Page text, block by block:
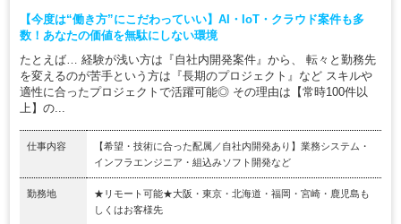
【今度は“働き方”にこだわっていい】AI・IoT・クラウド案件も多
数！あなたの価値を無駄にしない環境
たとえば… 経験が浅い方は『自社内開発案件』から、 転々と勤務先
を変えるのが苦手という方は『長期のプロジェクト』など スキルや
適性に合ったプロジェクトで活躍可能◎ その理由は【常時100件以
上】の...
仕事内容
【希望・技術に合った配属／自社内開発あり】業務システム・
インフラエンジニア・組込みソフト開発など
勤務地
★リモート可能★大阪・東京・北海道・福岡・宮崎・鹿児島も
しくはお客様先